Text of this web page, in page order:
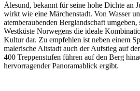
Ålesund, bekannt für seine hohe Dichte an
wirkt wie eine Märchenstadt. Von Wasser
atemberaubenden Berglandschaft umgeben,
Westküste Norwegens die ideale
Kultur dar. Zu empfehlen ist neben einem
malerische Altstadt auch der Aufstieg auf
400 Treppenstufen führen auf den Berg
hervorragender Panoramablick ergibt.